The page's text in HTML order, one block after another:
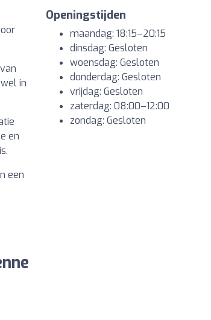
in
en
een
Openingstijden
maandag: 18:15–20:15
dinsdag: Gesloten
woensdag: Gesloten
donderdag: Gesloten
vrijdag: Gesloten
zaterdag: 08:00–12:00
zondag: Gesloten